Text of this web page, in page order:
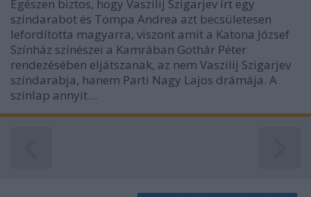
Egészen biztos, hogy Vaszilij Szigarjev írt egy
színdarabot és Tompa Andrea azt becsületesen
lefordította magyarra, viszont amit a Katona József
Színház színészei a Kamrában Gothár Péter
rendezésében eljátszanak, az nem Vaszilij Szigarjev
színdarabja, hanem Parti Nagy Lajos drámája. A
színlap annyit…